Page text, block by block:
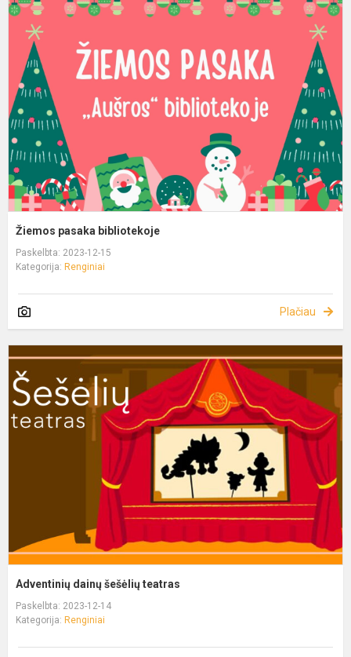
Žiemos pasaka bibliotekoje
Paskelbta: 2023-12-15
Kategorija: Renginiai
Plačiau
Adventinių dainų šešėlių teatras
Paskelbta: 2023-12-14
Kategorija: Renginiai